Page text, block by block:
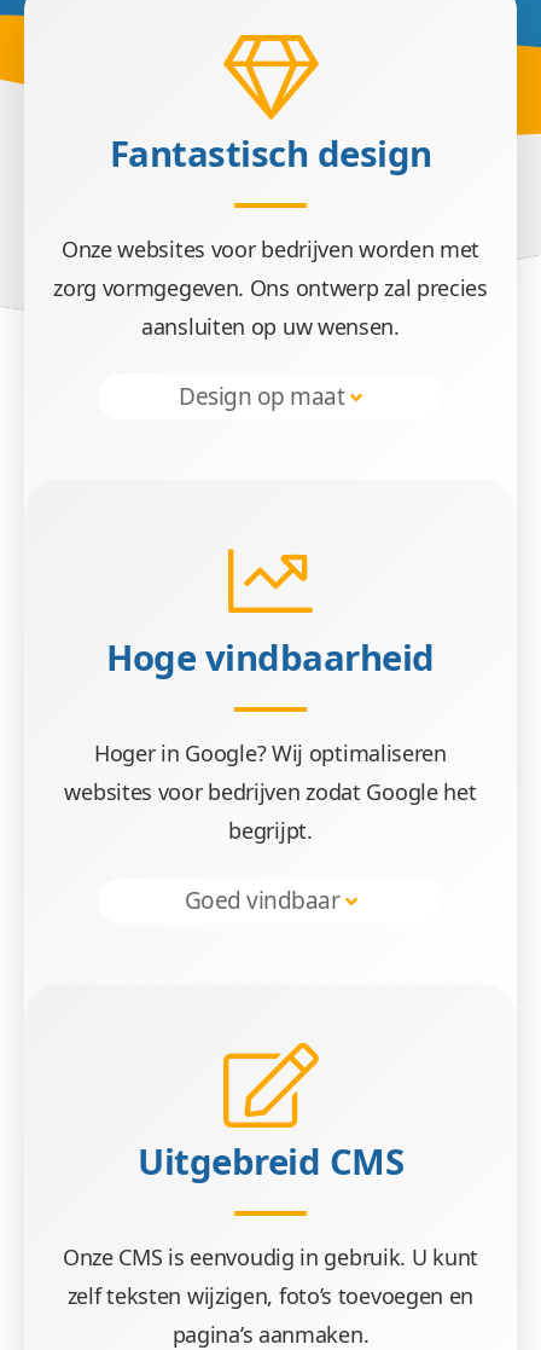
Fantastisch design
Onze websites voor bedrijven worden met
zorg vormgegeven. Ons ontwerp zal precies
aansluiten op uw wensen.
Design op maat
Hoge vindbaarheid
Hoger in Google? Wij optimaliseren
websites voor bedrijven zodat Google het
begrijpt.
Goed vindbaar
Uitgebreid CMS
Onze CMS is eenvoudig in gebruik. U kunt
zelf teksten wijzigen, foto’s toevoegen en
pagina’s aanmaken.
Wij zetten met websites voor bedrijven uw
Wees gerust, alle gegevens zijn veilig. Wij